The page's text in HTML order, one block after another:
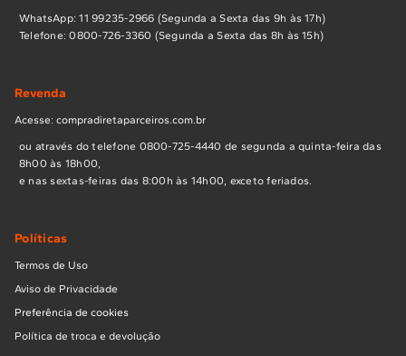
mesa. Sistema de Acendimento e Gás:
Eletrodos, usinas
de ignição, cabos de vela, válvulas de segurança e
lâmpadas resistentes ao calor e borrachas de vedação
do forno.
Facilidades de Comprar no Canal
Oficial:
está instalando um componente que mantém a garantia
original do seu produto.
especializada para encontrar a peça compatível com o
seu modelo, seja ele de embutir ou de piso.
Ao substituir peças que envolvam o
WhatsApp: 11 99235-2966 (Segunda a Sexta das 9h às 17h)
Telefone: 0800-726-3360 (Segunda a Sexta das 8h às 15h)
Revenda
Acesse: compradiretaparceiros.com.br
ou através do telefone 0800-725-4440 de segunda a quinta-feira das
8h00 às 18h00,
e nas sextas-feiras das 8:00h às 14h00, exceto feriados.
Políticas
Termos de Uso
Aviso de Privacidade
Preferência de cookies
Política de troca e devolução